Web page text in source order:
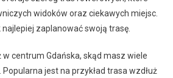
widoków oraz ciekawych miejsc.
zaplanować swoją trasę.
centrum Gdańska, skąd masz wiele
jest na przykład trasa wzdłuż